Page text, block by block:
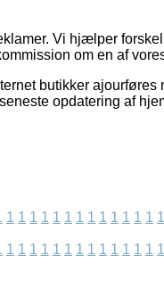
Vi hjælper
om en af
butikker
opdatering af
1 1 1 1 1 1 1 1 1 1 1 1 1 1
1 1 1 1 1 1 1 1 1 1 1 1 1 1